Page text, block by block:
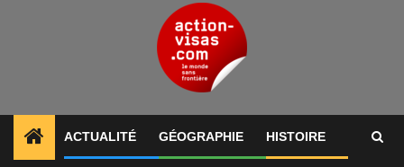
ACTUALITÉ GÉOGRAPHIE HISTOIRE